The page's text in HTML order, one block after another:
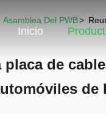
Inicio
Asamblea Del PWB>
de
de